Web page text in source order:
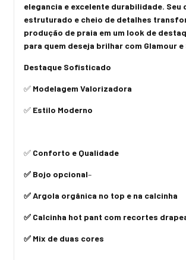
elegancia e excelente durabilidade. Seu
estruturado e cheio de detalhes
produção de praia em um look de
para quem deseja brilhar com Glamour
Destaque Sofisticado
✅ Modelagem Valorizadora
✅ Estilo Moderno
✅ Conforto e Qualidade
✅ Bojo opcional–
✅ Argola orgânica no top e na calcinha
✅ Calcinha hot pant com recortes
✅ Mix de duas cores